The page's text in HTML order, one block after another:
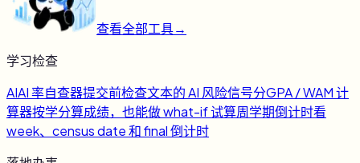
查看全部工具→
学习检查
AIAI 率自查器提交前检查文本的 AI 风险信号分GPA / WAM 计
算器按学分算成绩，也能做 what-if 试算周学期倒计时看
week、census date 和 final 倒计时